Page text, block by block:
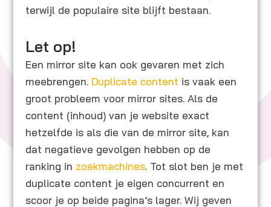
terwijl de populaire site blijft bestaan.
Let op!
Een mirror site kan ook gevaren met zich
meebrengen. Duplicate content is vaak een
groot probleem voor mirror sites. Als de
content (inhoud) van je website exact
hetzelfde is als die van de mirror site, kan
dat negatieve gevolgen hebben op de
ranking in zoekmachines. Tot slot ben je met
duplicate content je eigen concurrent en
scoor je op beide pagina’s lager. Wij geven